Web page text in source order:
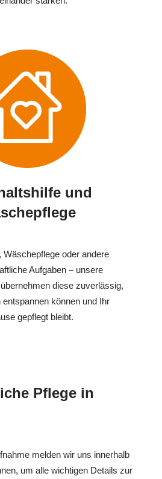
und
Wäschepflege oder andere
Aufgaben – unsere
diese zuverlässig,
können und Ihr
gepflegt bleibt.
Pflege in
melden wir uns innerhalb
um alle wichtigen Details zur